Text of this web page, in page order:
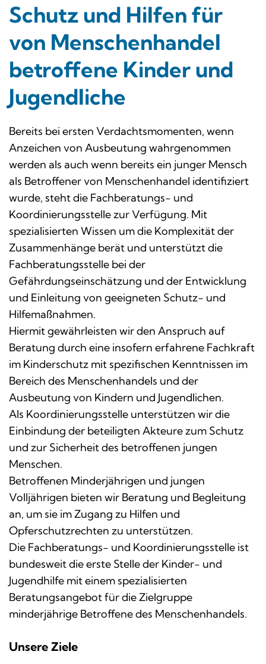
Schutz und Hilfen für
von Menschenhandel
betroffene Kinder und
Jugendliche
Bereits bei ersten Verdachtsmomenten, wenn
Anzeichen von Ausbeutung wahrgenommen
werden als auch wenn bereits ein junger Mensch
als Betroffener von Menschenhandel identifiziert
wurde, steht die Fachberatungs- und
Koordinierungsstelle zur Verfügung. Mit
spezialisierten Wissen um die Komplexität der
Zusammenhänge berät und unterstützt die
Fachberatungsstelle bei der
Gefährdungseinschätzung und der Entwicklung
und Einleitung von geeigneten Schutz- und
Hilfemaßnahmen.
Hiermit gewährleisten wir den Anspruch auf
Beratung durch eine insofern erfahrene Fachkraft
im Kinderschutz mit spezifischen Kenntnissen im
Bereich des Menschenhandels und der
Ausbeutung von Kindern und Jugendlichen.
Als Koordinierungsstelle unterstützen wir die
Einbindung der beteiligten Akteure zum Schutz
und zur Sicherheit des betroffenen jungen
Menschen.
Betroffenen Minderjährigen und jungen
Volljährigen bieten wir Beratung und Begleitung
an, um sie im Zugang zu Hilfen und
Opferschutzrechten zu unterstützen.
Die Fachberatungs- und Koordinierungsstelle ist
bundesweit die erste Stelle der Kinder- und
Jugendhilfe mit einem spezialisierten
Beratungsangebot für die Zielgruppe
minderjährige Betroffene des Menschenhandels.
Unsere Ziele